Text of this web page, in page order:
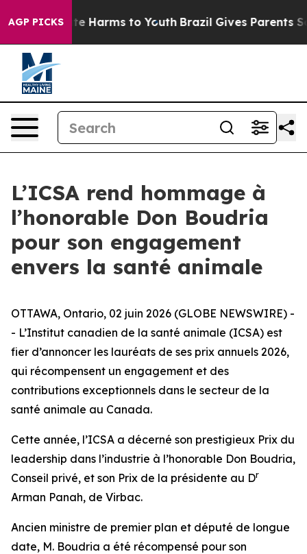
AGP PICKS
to Abate Harms to Youth Brazil Gives Parents
L’ICSA rend hommage à
l’honorable Don Boudria
pour son engagement
envers la santé animale
OTTAWA, Ontario, 02 juin 2026 (GLOBE NEWSWIRE) -
- L’Institut canadien de la santé animale (ICSA) est
fier d’annoncer les lauréats de ses prix annuels 2026,
qui récompensent un engagement et des
contributions exceptionnels dans le secteur de la
santé animale au Canada.
Cette année, l’ICSA a décerné son prestigieux Prix du
leadership dans l’industrie à l’honorable Don Boudria,
Conseil privé, et son Prix de la présidente au Dr
Arman Panah, de Virbac.
Ancien ministre de premier plan et député de longue
date, M. Boudria a été récompensé pour son